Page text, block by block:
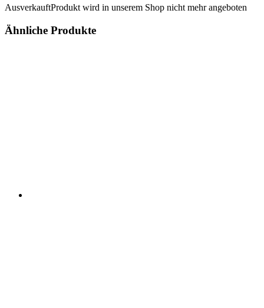
AusverkauftProdukt wird in unserem Shop nicht mehr angeboten
Ähnliche Produkte